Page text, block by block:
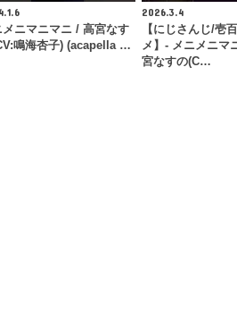
メニマニマニ / 高宮なす
鳴海杏子) (acapella …
2026.3.4
【にじさんじ/壱
メ】- メニメニマ
宮なすの(C…